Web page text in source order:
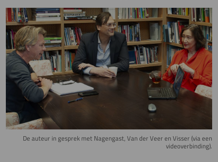
Image
De auteur in gesprek met Nagengast, Van der Veer en Visser (via een
videoverbinding).